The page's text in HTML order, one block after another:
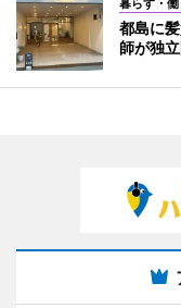
暮らす・働
都島に
師が独